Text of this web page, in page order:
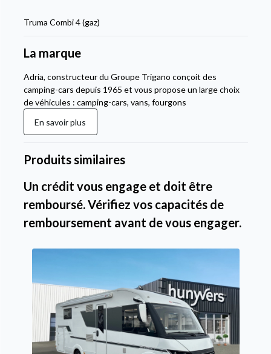
Truma Combi 4 (gaz)
La marque
Adria, constructeur du Groupe Trigano conçoit des
camping-cars depuis 1965 et vous propose un large choix
de véhicules : camping-cars, vans, fourgons
En savoir plus
Produits similaires
Un crédit vous engage et doit être
remboursé. Vérifiez vos capacités de
remboursement avant de vous engager.